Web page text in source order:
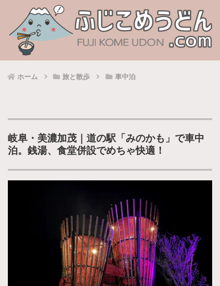
ホーム 旅と散歩 車中泊
岐阜・美濃加茂｜道の駅「みのかも」で車中
泊。銭湯、食堂併設でめちゃ快適！